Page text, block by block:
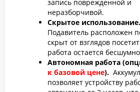
запись поврежденной и
неразборчивой.
Скрытое использование.
Подавитель расположен
скрыт от взглядов
работа остается
Автономная работа
к базовой цене).
позволяет устройству